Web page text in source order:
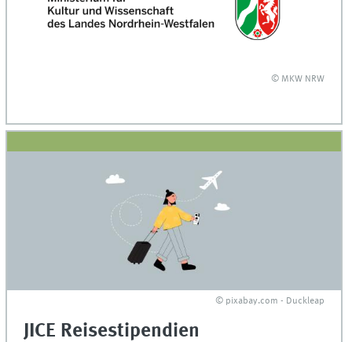
© MKW NRW
© pixabay.com - Duckleap
JICE Reisestipendien